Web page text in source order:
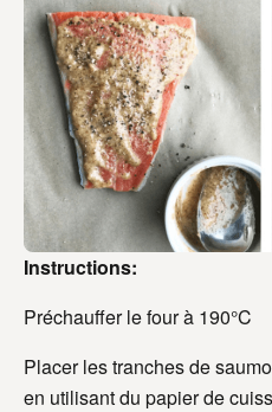
Instructions:
Préchauffer le four à 190°C
Placer les tranches de
en utilisant du papier de